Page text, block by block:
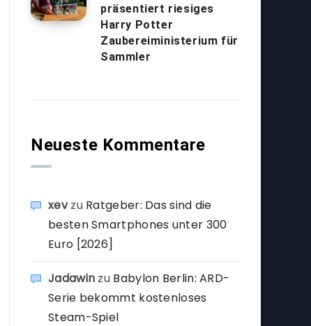
präsentiert riesiges
Harry Potter
Zaubereiministerium für
Sammler
Neueste Kommentare
xevzu Ratgeber: Das sind die
besten Smartphones unter 300
Euro [2026]
Jadawin zu Babylon Berlin: ARD-
Serie bekommt kostenloses
Steam-Spiel